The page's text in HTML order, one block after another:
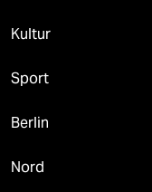
Kultur
Sport
Berlin
Nord